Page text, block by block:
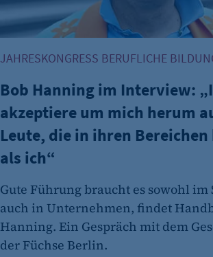
JAHRESKONGRESS BERUFLICHE
Bob Hanning im Interview:
akzeptiere um mich herum
Leute, die in ihren Bereichen
als ich“
Gute Führung braucht es sowohl im
auch in Unternehmen, findet
Hanning. Ein Gespräch mit dem
der Füchse Berlin.